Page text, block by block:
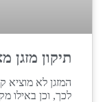
תיקון מזגן
המזגן לא מוציא
לכך, וכן באילו